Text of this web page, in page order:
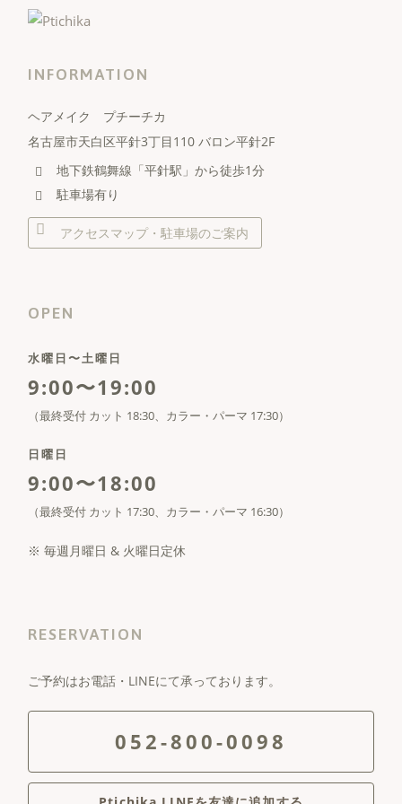
INFORMATION
ヘアメイク プチーチカ
名古屋市天白区平針3丁目110 バロン平針2F
地下鉄鶴舞線「平針駅」から徒歩1分
駐車場有り
アクセスマップ・駐車場のご案内
OPEN
水曜日〜土曜日
9:00〜19:00
（最終受付 カット 18:30、カラー・パーマ 17:30）
日曜日
9:00〜18:00
（最終受付 カット 17:30、カラー・パーマ 16:30）
※ 毎週月曜日 & 火曜日定休
RESERVATION
ご予約はお電話・LINEにて承っております。
052-800-0098